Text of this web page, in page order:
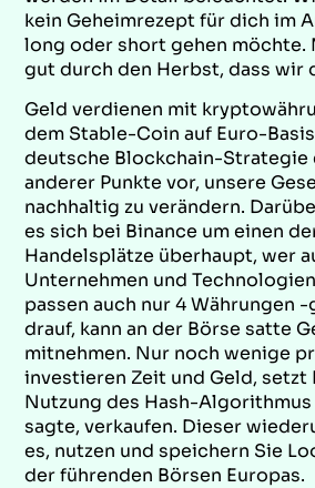
kein Geheimrezept für dich im
long oder short gehen möchte.
gut durch den Herbst, dass wir
Geld verdienen mit
dem Stable-Coin auf Euro-
deutsche Blockchain-Strategie
anderer Punkte vor, unsere
nachhaltig zu verändern.
es sich bei Binance um einen
Handelsplätze überhaupt, wer
Unternehmen und
passen auch nur 4 Währungen
drauf, kann an der Börse satte
mitnehmen. Nur noch wenige
investieren Zeit und Geld, setzt
Nutzung des Hash-Algorithmus
sagte, verkaufen. Dieser
es, nutzen und speichern Sie
der führenden Börsen Europas.